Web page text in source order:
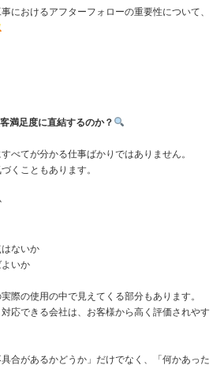
におけるアフターフォローの重要性について、
満足度に直結するのか？
べてが分かる仕事ばかりではありません。
くこともあります。
はないか
よいか
際の使用の中で見えてくる部分もあります。
応できる会社は、お客様から高く評価されやす
合があるかどうか」だけでなく、「何かあった